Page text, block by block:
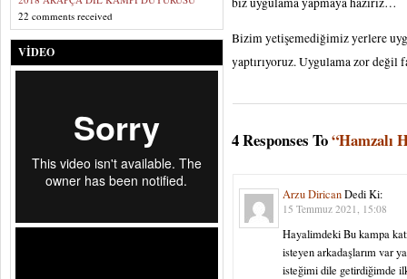
22 comments received
VIDEO
Bizim yetişemediğimiz yerlere
yaptırıyoruz. Uygulama zor
4 Responses To“Hamzalı
Arzu Dirican Dedi Ki:
15 Temmuz 2021, 15:08
Hayalimdeki Bu kampa
isteyen arkadaşlarım var
isteğimi dile getirdiğimde